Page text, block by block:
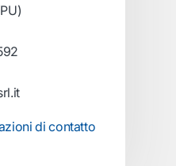
di contatto